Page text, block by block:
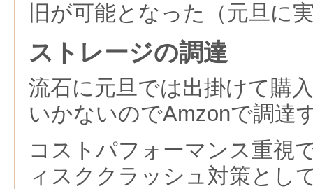
旧が可能となった（元旦に
ストレージの調達
流石に元旦では出掛けて購
いかないのでAmzonで調達
コストパフォーマンス重視
ィスククラッシュ対策とし